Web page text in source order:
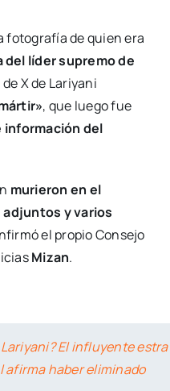
fotografía de quien era
del líder supremo de
X de Lariyani
, que luego fue
información del
murieron en el
y varios
el propio Consejo
Mizan.
El influyente
afirma haber eliminado